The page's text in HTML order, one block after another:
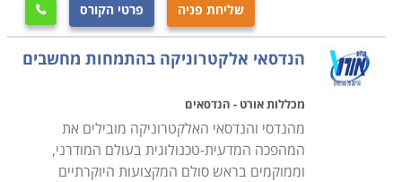
שליחת פניה פרטי הקורס 
הנדסאי אלקטרוניקה בהתמחות מחשבים
מכללות אורט - הנדסאים
מהנדסי והנדסאי האלקטרוניקה מובילים את
המהפכה המדעית-טכנולוגית בעולם המודרני,
וממוקמים בראש סולם המקצועות היוקרתיים